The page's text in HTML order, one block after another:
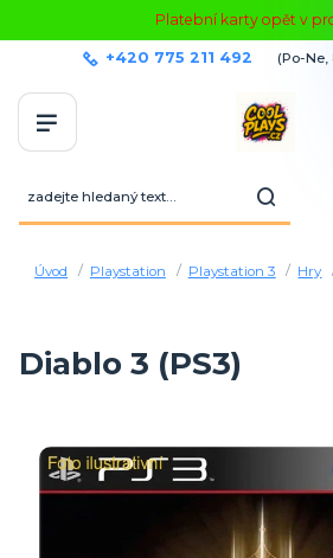
Platební karty opět v
+420 775 211 492 (Po-
Úvod Playstation Playstation 3 Hry
Diablo 3 (PS3)